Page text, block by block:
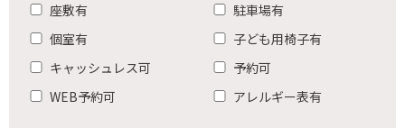
座敷有
駐車場有
個室有
子ども用椅子有
キャッシュレス可
予約可
WEB予約可
アレルギー表有